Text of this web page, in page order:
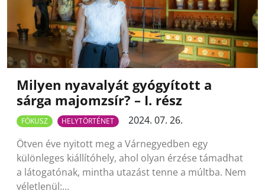
Milyen nyavalyát gyógyított a
sárga majomzsír? – I. rész
FÓKUSZ HELYTÖRTÉNET
2024. 07. 26.
Ötven éve nyitott meg a Várnegyedben egy
különleges kiállítóhely, ahol olyan érzése támadhat
a látogatónak, mintha utazást tenne a múltba. Nem
véletlenül:…